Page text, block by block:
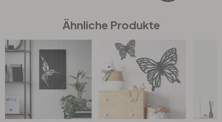
Eingangsbereich
Ähnliche Produkte